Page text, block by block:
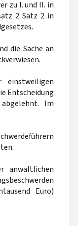
zu I. und II. in
2 Satz 2 in
die Sache an
Entscheidung
Im
anwaltlichen
Euro)